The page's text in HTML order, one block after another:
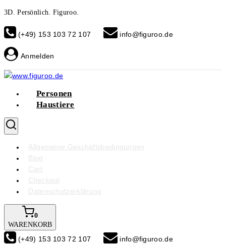
Skip
content
3D. Persönlich. Figuroo.
(+49) 153 103 72 107 info@figuroo.de
Anmelden
Personen
Haustiere
Allgemeine Geschäftsbedingungen
Blog
Cart
Checkout
Datenschutzerklärung
0
WARENKORB
(+49) 153 103 72 107 info@figuroo.de